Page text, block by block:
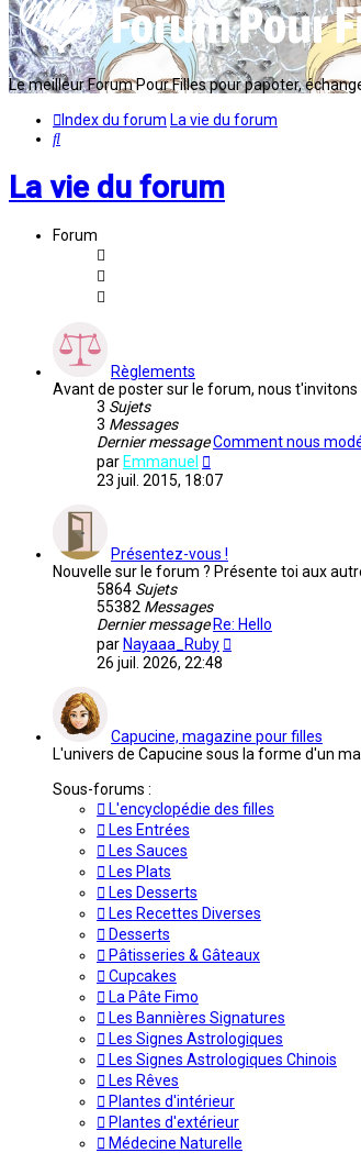
Le meilleur Forum Pour Filles pour papoter,
Index du forum La vie du forum
Rechercher
La vie du forum
Forum
Règlements
Avant de poster sur le forum, nous
3 Sujets
3 Messages
Dernier messageComment nous
parEmmanuel
le
23 juil. 2015, 18:07
Présentez-vous !
Nouvelle sur le forum ? Présente toi aux
5864 Sujets
55382 Messages
Dernier messageRe: Hello
parNayaaa_Ruby
le
26 juil. 2026, 22:48
Capucine, magazine pour filles
L'univers de Capucine sous la forme d'un
Sous-forums :
L'encyclopédie des filles
Les Entrées
Les Sauces
Les Plats
Les Desserts
Les Recettes Diverses
Desserts
Pâtisseries & Gâteaux
Cupcakes
La Pâte Fimo
Les Bannières Signatures
Les Signes Astrologiques
Les Signes Astrologiques Chinois
Les Rêves
Plantes d'intérieur
Plantes d'extérieur
Médecine Naturelle